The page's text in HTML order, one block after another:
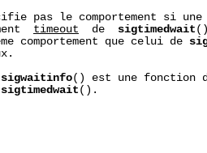
pas le comportement si
timeout
  de
sigtimedwait
comportement que celui de
sigwaitinfo() est une fonction
sigtimedwait ().